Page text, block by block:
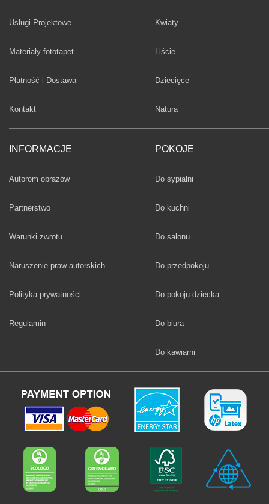
Usługi Projektowe
Materiały fototapet
Płatność i Dostawa
Kontakt
INFORMACJE
Autorom obrazów
Partnerstwo
Warunki zwrotu
Naruszenie praw autorskich
Polityka prywatności
Regulamin
Fototapety
Kwiaty
Fototapety
Liście
Fototapety
Dziecięce
Fototapety
Natura
POKOJE
Fototapety
Do sypialni
Fototapety
Do kuchni
Fototapety
Do salonu
Fototapety
Do przedpokoju
Fototapety
Do pokoju dziecka
Fototapety
Do biura
Fototapety
Do kawiarni